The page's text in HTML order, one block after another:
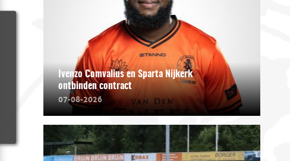
Ivenzo Comvalius en Sparta Nijkerk
ontbinden contract
07-08-2026